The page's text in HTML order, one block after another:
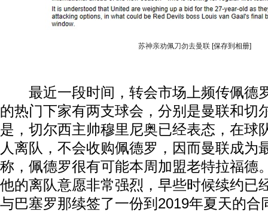
苏神亲劝佩刀勿去曼联 [保存到相册]
最近一段时间，转会市场上频传佩德
的热门下家有两支球会，分别是曼联和切
是，切尔西主帅穆里尼奥已经表态，在球
人离队，不会收购佩德罗，因而曼联成为
称，佩德罗很有可能本周加盟老特拉福德
他的离队意愿非常强烈，早些时候续约已
与巴塞罗那续签了一份到2019年夏天的合